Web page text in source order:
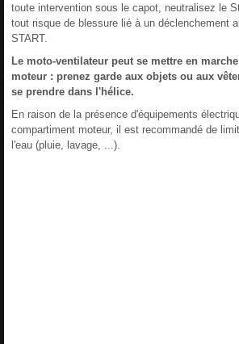
toute intervention sous le capot, neutralisez le
tout risque de blessure lié à un déclenchement
START.
Le moto-ventilateur peut se mettre en
moteur : prenez garde aux objets ou aux
se prendre dans l'hélice.
En raison de la présence d'équipements
compartiment moteur, il est recommandé de
l'eau (pluie, lavage, ...).